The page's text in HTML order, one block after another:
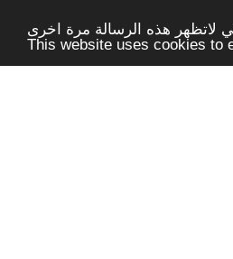
لاتظهر هذه الرسالة مرة اخرى -
This website uses cookies to